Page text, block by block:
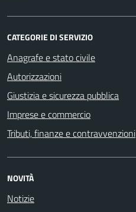
CATEGORIE DI SERVIZIO
Anagrafe e stato civile
Autorizzazioni
Giustizia e sicurezza pubblica
Imprese e commercio
Tributi, finanze e contravvenzioni
NOVITÀ
Notizie